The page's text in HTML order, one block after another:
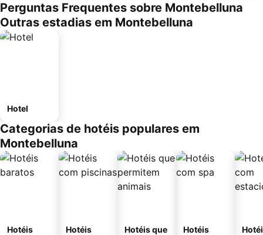
Perguntas Frequentes sobre Montebelluna
Outras estadias em Montebelluna
Hotel
Categorias de hotéis populares em
Montebelluna
Hotéis
Hotéis
Hotéis que
Hotéis